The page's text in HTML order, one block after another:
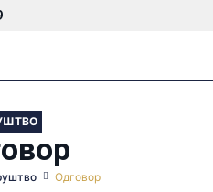
Одговор